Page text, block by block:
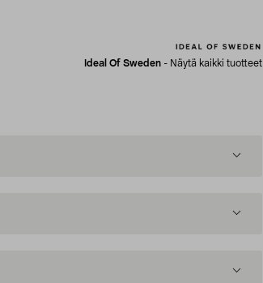
Ideal Of Sweden - Näytä kaikki tuotteet